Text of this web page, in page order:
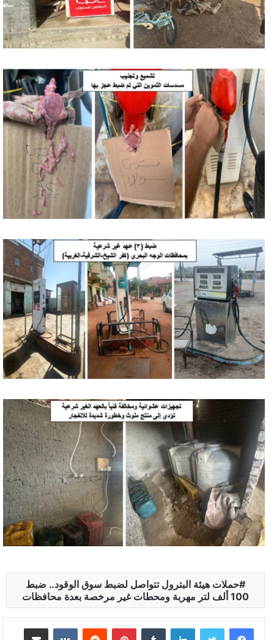
حملات هيئة البترول تتواصل لضبط سوق الوقود.. ضبط
100 ألف لتر مهربة ومحطات غير مرخصة بعدة محافظات
لينكدإن بينتيريست مشاركة عبر البريد